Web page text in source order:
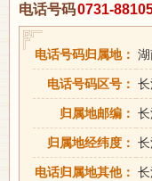
电话号码0731-
电话号码归属地：
电话号码区号：
归属地邮编：
归属地经纬度：
电话归属地其他：